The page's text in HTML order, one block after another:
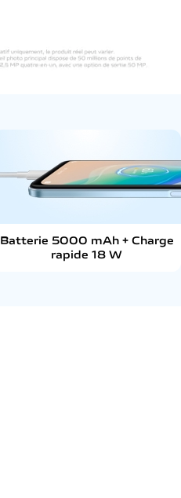
Batterie 5000 mAh + Charge
rapide 18 W